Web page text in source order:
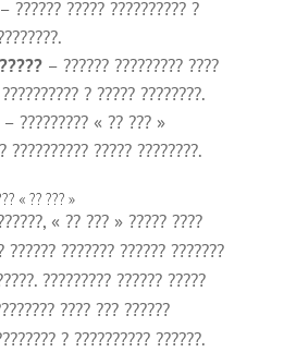
?????? ????? ?????????? ?
– ?????? ????????? ????
? ????? ????????.
????????? « ?? ??? »
?????????? ????? ????????.
« ?? ??? »
« ?? ??? » ????? ????
?????? ??????? ?????? ???????
????????? ?????? ?????
???? ??? ??????
? ?????????? ??????.